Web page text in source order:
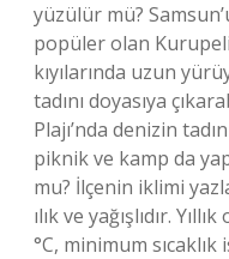
yüzülür mü?
popüler olan
kıyılarında uzun
tadını doyasıya
Plajı’nda denizin
piknik ve kamp da
mu? İlçenin iklimi
ılık ve yağışlıdır.
°C, minimum sıcaklık